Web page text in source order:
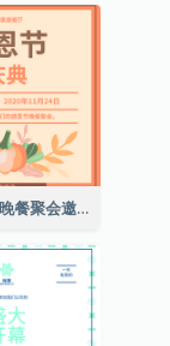
橙色感恩节晚餐聚会邀请函